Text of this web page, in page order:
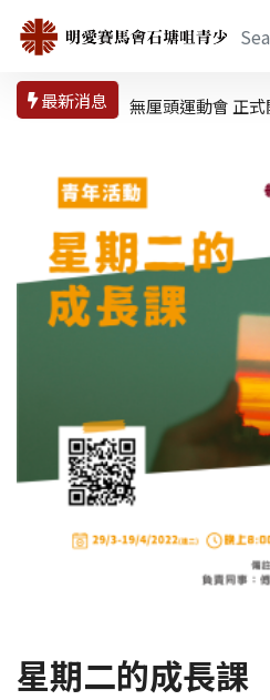
最新消息 無厘頭運動會 正
星期二的成長課